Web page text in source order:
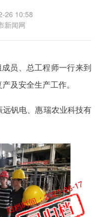
26 10:58
新闻网
员、总工程师一行来到
及安全生产工作。
钒电、惠瑞农业科技有
归档时间：2021-06-17